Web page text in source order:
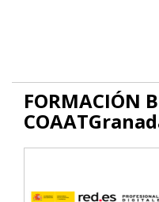
FORMACIÓN